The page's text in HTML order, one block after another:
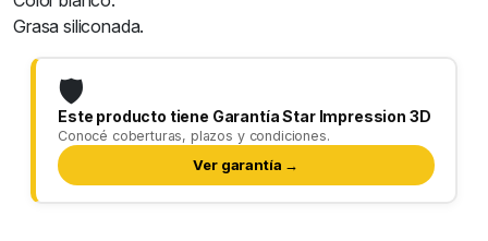
Grasa siliconada.
🛡️
Este producto tiene Garantía Star Impression 3D
Conocé coberturas, plazos y condiciones.
Ver garantía →